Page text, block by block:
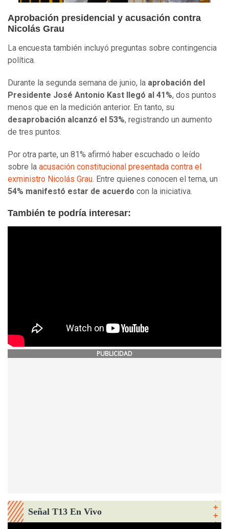
Aprobación presidencial y acusación contra
Nicolás Grau
La encuesta también incluyó preguntas sobre contingencia
política.
Durante la segunda semana de junio, la aprobación del
Presidente José Antonio Kast llegó al 41%, dos puntos
menos que en la medición anterior. En tanto, su
desaprobación alcanzó el 53%, registrando un aumento
de tres puntos.
Por otra parte, un 81% afirmó haber escuchado o leído
sobre la acusación constitucional presentada contra el
exministro Nicolás Grau. Entre quienes conocen el tema, un
54% manifestó estar de acuerdo con la iniciativa.
También te podría interesar:
PUBLICIDAD
Señal T13 En Vivo